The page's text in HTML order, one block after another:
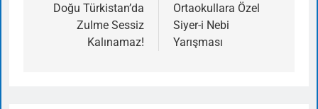
gezinmesi
Doğu Türkistan’da
Zulme Sessiz
Kalınamaz!
Ortaokullara Özel
Siyer-i Nebi
Yarışması